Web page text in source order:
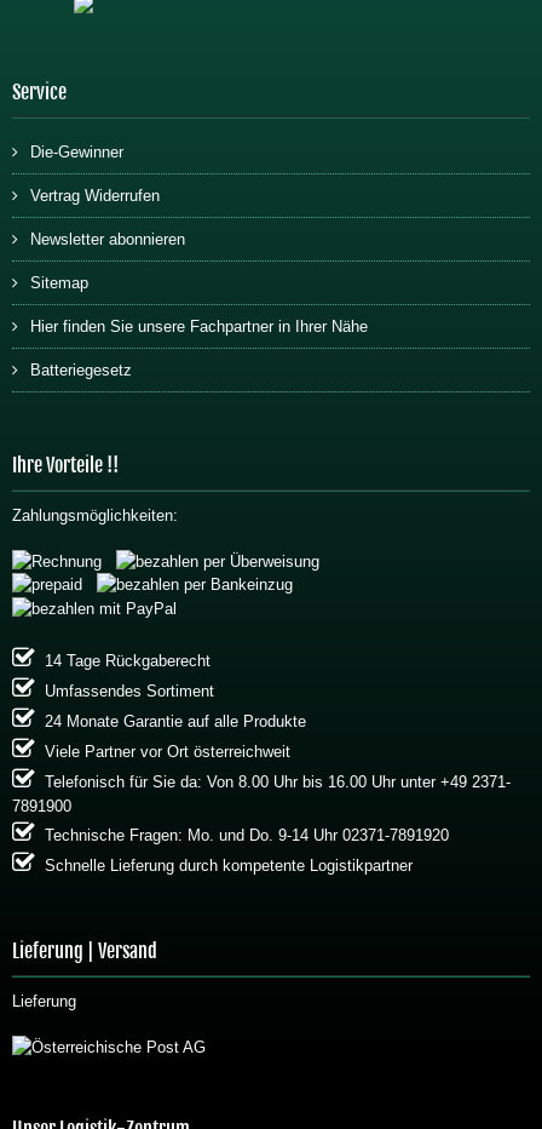
Service
Die-Gewinner
Vertrag Widerrufen
Newsletter abonnieren
Sitemap
Hier finden Sie unsere Fachpartner in Ihrer Nähe
Batteriegesetz
Ihre Vorteile !!
Zahlungsmöglichkeiten:
14 Tage Rückgaberecht
Umfassendes Sortiment
24 Monate Garantie auf alle Produkte
Viele Partner vor Ort österreichweit
Telefonisch für Sie da: Von 8.00 Uhr bis 16.00 Uhr unter +49 2371-
7891900
Technische Fragen: Mo. und Do. 9-14 Uhr 02371-7891920
Schnelle Lieferung durch kompetente Logistikpartner
Lieferung | Versand
Lieferung